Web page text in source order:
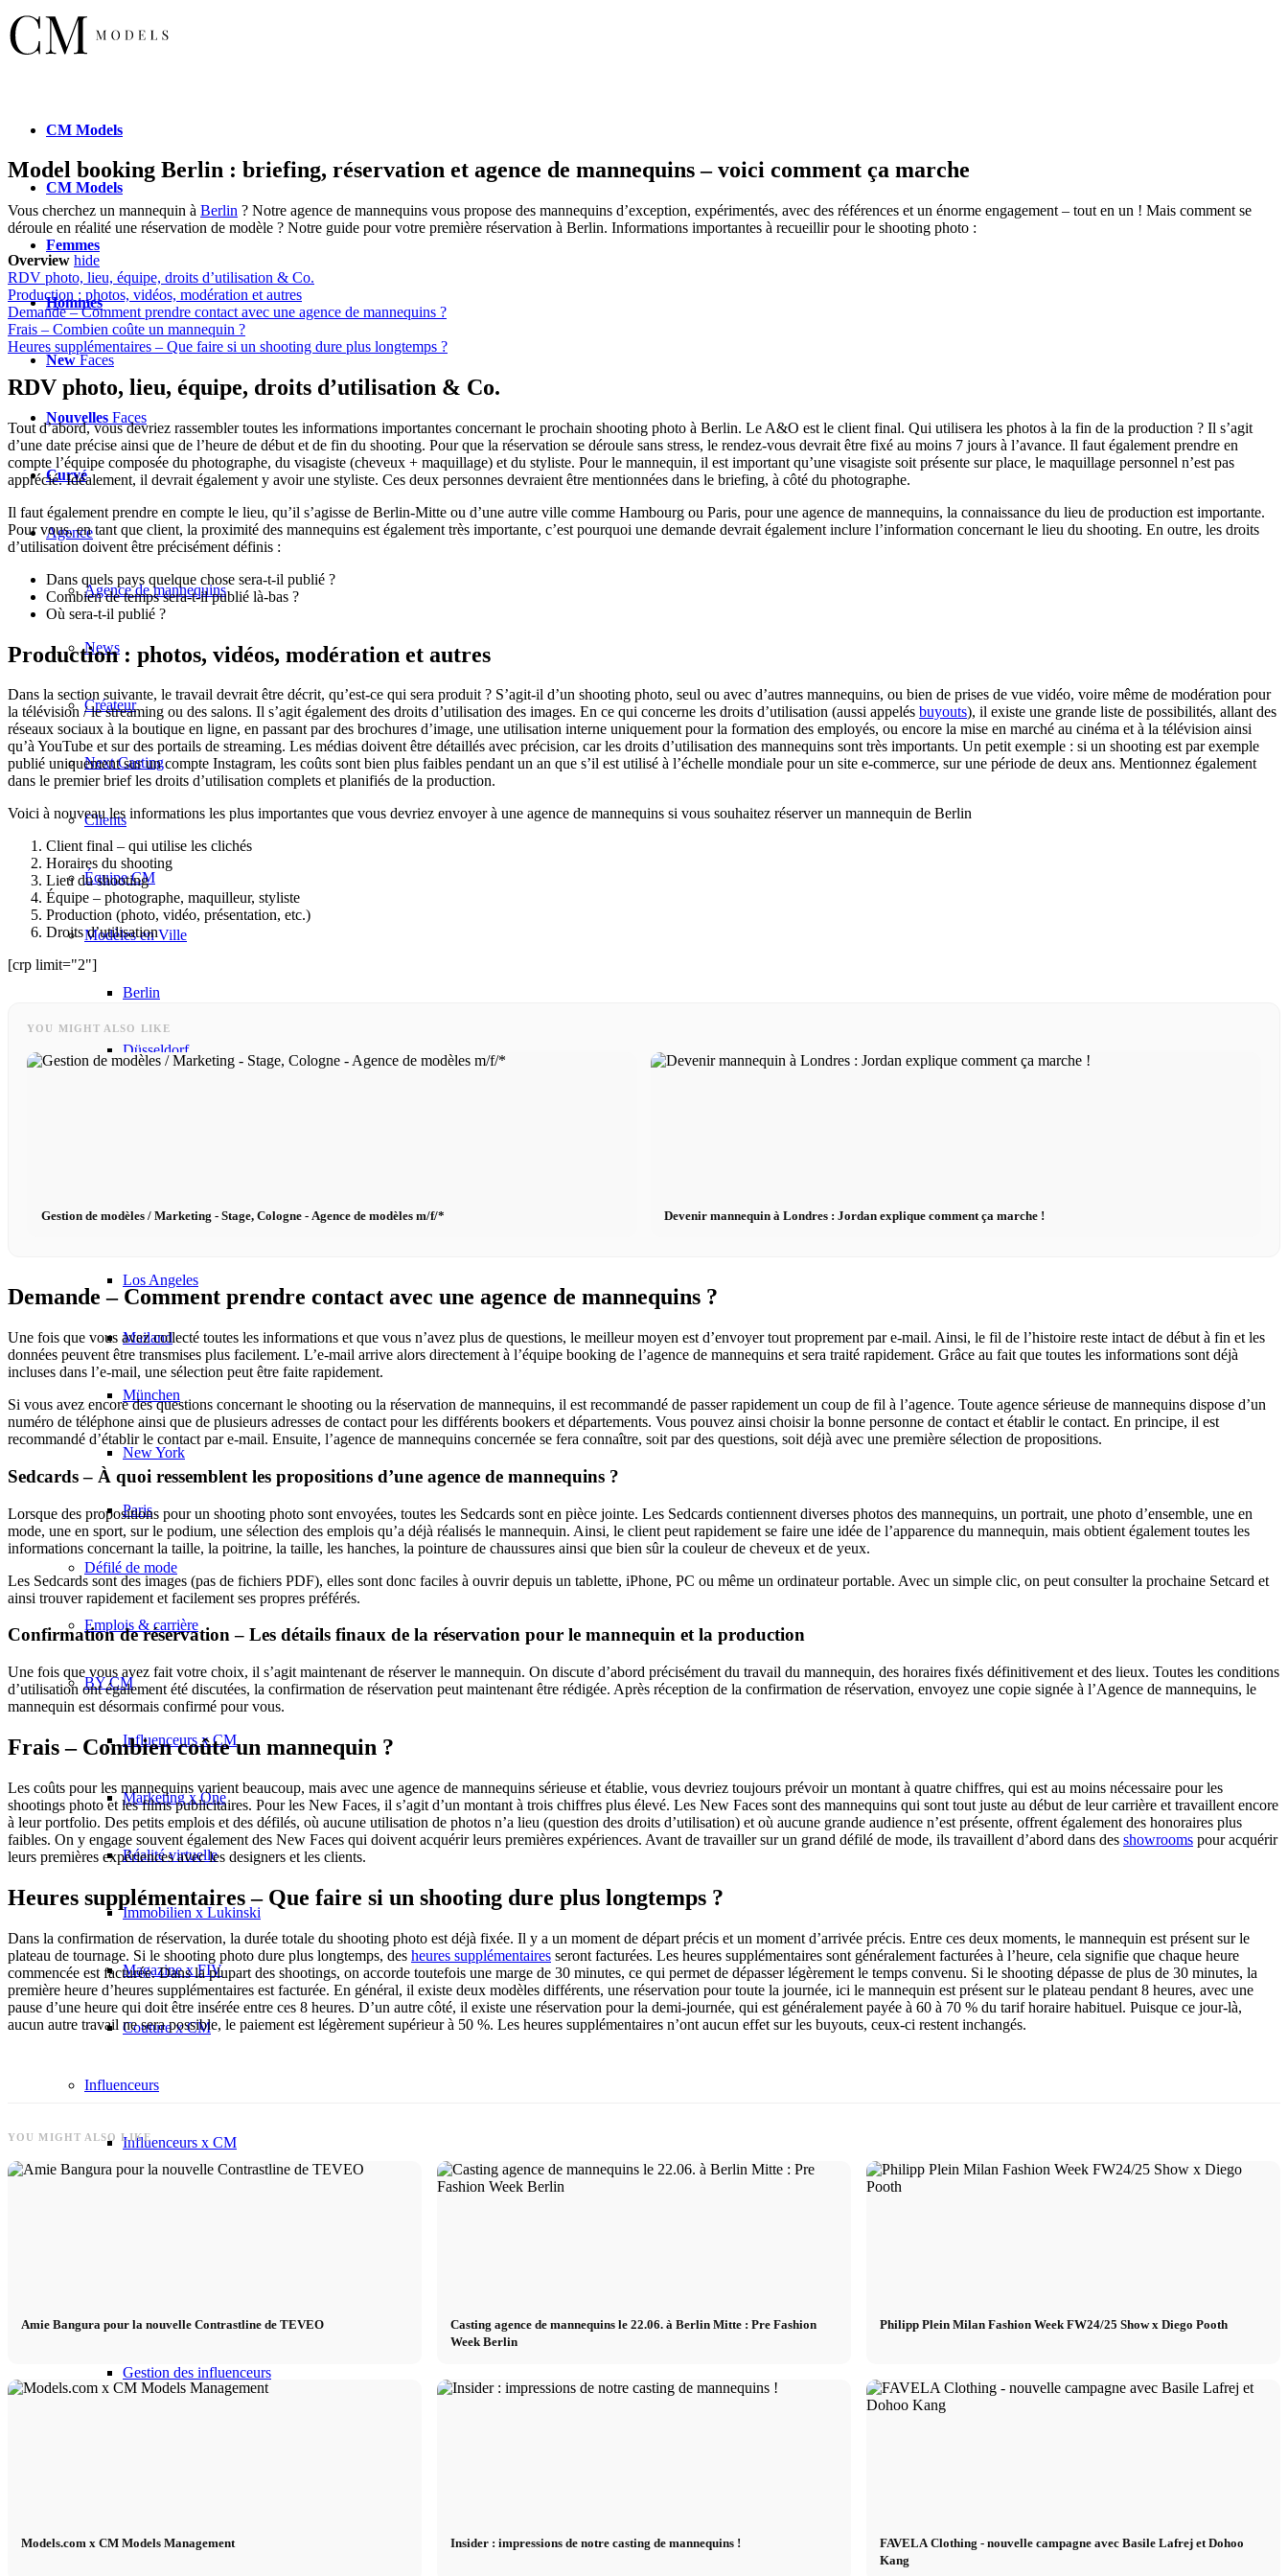
CM Models
CM Models
Femmes
Hommes
NewFaces
Nouvelles Faces
Curvé
Agence
Agence de mannequins
News
Créateur
Next Casting
Clients
Équipe CM
Modèles en Ville
Berlin
Düsseldorf
London
Los Angeles
Mailand
München
New York
Paris
Défilé de mode
Emplois & carrière
BY CM
Influenceurs x CM
Marketing x One
Réalité virtuelle
Immobilien x Lukinski
Magazine x FIV
Couture x CM
Influenceurs
Influenceurs x CM
Gestion des influenceurs
Devenir mannequin 2026
Model booking Berlin : briefing, réservation et agence de mannequins – voici comment ça marche
Vous cherchez un mannequin à Berlin ? Notre agence de mannequins vous propose des mannequins d’exception, expérimentés, avec des références et un énorme engagement – tout en un ! Mais comment se
déroule en réalité une réservation de modèle ? Notre guide pour votre première réservation à Berlin. Informations importantes à recueillir pour le shooting photo :
Overview hide
RDV photo, lieu, équipe, droits d’utilisation & Co.
Production : photos, vidéos, modération et autres
Demande – Comment prendre contact avec une agence de mannequins ?
Frais – Combien coûte un mannequin ?
Heures supplémentaires – Que faire si un shooting dure plus longtemps ?
RDV photo, lieu, équipe, droits d’utilisation & Co.
Tout d’abord, vous devriez rassembler toutes les informations importantes concernant le prochain shooting photo à Berlin. Le A&O est le client final. Qui utilisera les photos à la fin de la production ? Il s’agit
d’une date précise ainsi que de l’heure de début et de fin du shooting. Pour que la réservation se déroule sans stress, le rendez-vous devrait être fixé au moins 7 jours à l’avance. Il faut également prendre en
compte l’équipe composée du photographe, du visagiste (cheveux + maquillage) et du styliste. Pour le mannequin, il est important qu’une visagiste soit présente sur place, le maquillage personnel n’est pas
apprécié. Idéalement, il devrait également y avoir une styliste. Ces deux personnes devraient être mentionnées dans le briefing, à côté du photographe.
Il faut également prendre en compte le lieu, qu’il s’agisse de Berlin-Mitte ou d’une autre ville comme Hambourg ou Paris, pour une agence de mannequins, la connaissance du lieu de production est importante.
Pour vous, en tant que client, la proximité des mannequins est également très importante, c’est pourquoi une demande devrait également inclure l’information concernant le lieu du shooting. En outre, les droits
d’utilisation doivent être précisément définis :
Dans quels pays quelque chose sera-t-il publié ?
Combien de temps sera-t-il publié là-bas ?
Où sera-t-il publié ?
Production : photos, vidéos, modération et autres
Dans la section suivante, le travail devrait être décrit, qu’est-ce qui sera produit ? S’agit-il d’un shooting photo, seul ou avec d’autres mannequins, ou bien de prises de vue vidéo, voire même de modération pour
la télévision / le streaming ou des salons. Il s’agit également des droits d’utilisation des images. En ce qui concerne les droits d’utilisation (aussi appelés buyouts), il existe une grande liste de possibilités, allant des
réseaux sociaux à la boutique en ligne, en passant par des brochures d’image, une utilisation interne uniquement pour la formation des employés, ou encore la mise en marché au cinéma et à la télévision ainsi
qu’à YouTube et sur des portails de streaming. Les médias doivent être détaillés avec précision, car les droits d’utilisation des mannequins sont très importants. Un petit exemple : si un shooting est par exemple
publié uniquement sur un compte Instagram, les coûts sont bien plus faibles pendant un an que s’il est utilisé à l’échelle mondiale pour un site e-commerce, sur une période de deux ans. Mentionnez également
dans le premier brief les droits d’utilisation complets et planifiés de la production.
Voici à nouveau les informations les plus importantes que vous devriez envoyer à une agence de mannequins si vous souhaitez réserver un mannequin de Berlin
Client final – qui utilise les clichés
Horaires du shooting
Lieu du shooting
Équipe – photographe, maquilleur, styliste
Production (photo, vidéo, présentation, etc.)
Droits d’utilisation
[crp limit="2"]
YOU MIGHT ALSO LIKE
Gestion de modèles / Marketing - Stage, Cologne - Agence de modèles m/f/* Devenir mannequin à Londres : Jordan explique comment ça marche !
Demande – Comment prendre contact avec une agence de mannequins ?
Une fois que vous avez collecté toutes les informations et que vous n’avez plus de questions, le meilleur moyen est d’envoyer tout proprement par e-mail. Ainsi, le fil de l’histoire reste intact de début à fin et les
données peuvent être transmises plus facilement. L’e-mail arrive alors directement à l’équipe booking de l’agence de mannequins et sera traité rapidement. Grâce au fait que toutes les informations sont déjà
incluses dans l’e-mail, une sélection peut être faite rapidement.
Si vous avez encore des questions concernant le shooting ou la réservation de mannequins, il est recommandé de passer rapidement un coup de fil à l’agence. Toute agence sérieuse de mannequins dispose d’un
numéro de téléphone ainsi que de plusieurs adresses de contact pour les différents bookers et départements. Vous pouvez ainsi choisir la bonne personne de contact et établir le contact. En principe, il est
recommandé d’établir le contact par e-mail. Ensuite, l’agence de mannequins concernée se fera connaître, soit par des questions, soit déjà avec une première sélection de propositions.
Sedcards – À quoi ressemblent les propositions d’une agence de mannequins ?
Lorsque des propositions pour un shooting photo sont envoyées, toutes les Sedcards sont en pièce jointe. Les Sedcards contiennent diverses photos des mannequins, un portrait, une photo d’ensemble, une en
mode, une en sport, sur le podium, une sélection des emplois qu’a déjà réalisés le mannequin. Ainsi, le client peut rapidement se faire une idée de l’apparence du mannequin, mais obtient également toutes les
informations concernant la taille, la poitrine, la taille, les hanches, la pointure de chaussures ainsi que bien sûr la couleur de cheveux et de yeux.
Les Sedcards sont des images (pas de fichiers PDF), elles sont donc faciles à ouvrir depuis un tablette, iPhone, PC ou même un ordinateur portable. Avec un simple clic, on peut consulter la prochaine Setcard et
ainsi trouver rapidement et facilement ses propres préférés.
Confirmation de réservation – Les détails finaux de la réservation pour le mannequin et la production
Une fois que vous avez fait votre choix, il s’agit maintenant de réserver le mannequin. On discute d’abord précisément du travail du mannequin, des horaires fixés définitivement et des lieux. Toutes les conditions
d’utilisation ont également été discutées, la confirmation de réservation peut maintenant être rédigée. Après réception de la confirmation de réservation, envoyez une copie signée à l’Agence de mannequins, le
mannequin est désormais confirmé pour vous.
Frais – Combien coûte un mannequin ?
Les coûts pour les mannequins varient beaucoup, mais avec une agence de mannequins sérieuse et établie, vous devriez toujours prévoir un montant à quatre chiffres, qui est au moins nécessaire pour les
shootings photo et les films publicitaires. Pour les New Faces, il s’agit d’un montant à trois chiffres plus élevé. Les New Faces sont des mannequins qui sont tout juste au début de leur carrière et travaillent encore
à leur portfolio. Des petits emplois et des défilés, où aucune utilisation de photos n’a lieu (question des droits d’utilisation) et où aucune grande audience n’est présente, offrent également des honoraires plus
faibles. On y engage souvent également des New Faces qui doivent acquérir leurs premières expériences. Avant de travailler sur un grand défilé de mode, ils travaillent d’abord dans des showrooms pour acquérir
leurs premières expériences avec les designers et les clients.
Heures supplémentaires – Que faire si un shooting dure plus longtemps ?
Dans la confirmation de réservation, la durée totale du shooting photo est déjà fixée. Il y a un moment de départ précis et un moment d’arrivée précis. Entre ces deux moments, le mannequin est présent sur le
plateau de tournage. Si le shooting photo dure plus longtemps, des heures supplémentaires seront facturées. Les heures supplémentaires sont généralement facturées à l’heure, cela signifie que chaque heure
commencée est facturée. Dans la plupart des shootings, on accorde toutefois une marge de 30 minutes, ce qui permet de dépasser légèrement le temps convenu. Si le shooting dépasse de plus de 30 minutes, la
première heure d’heures supplémentaires est facturée. En général, il existe deux modèles différents, une réservation pour toute la journée, ici le mannequin est présent sur le plateau pendant 8 heures, avec une
pause d’une heure qui doit être insérée entre ces 8 heures. D’un autre côté, il existe une réservation pour la demi-journée, qui est généralement payée à 60 à 70 % du tarif horaire habituel. Puisque ce jour-là,
aucun autre travail ne sera possible, le paiement est légèrement supérieur à 50 %. Les heures supplémentaires n’ont aucun effet sur les buyouts, ceux-ci restent inchangés.
YOU MIGHT ALSO LIKE
Amie Bangura pour la nouvelle Contrastline de TEVEO
Casting agence de mannequins le 22.06. à Berlin Mitte : Pre Fashion
Week Berlin
Philipp Plein Milan Fashion Week FW24/25 Show x Diego Pooth
Models.com x CM Models Management Insider : impressions de notre casting de mannequins !
FAVELA Clothing - nouvelle campagne avec Basile Lafrej et Dohoo
Kang